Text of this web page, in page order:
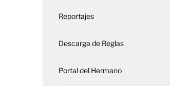
Reportajes
Descarga de Reglas
Portal del Hermano